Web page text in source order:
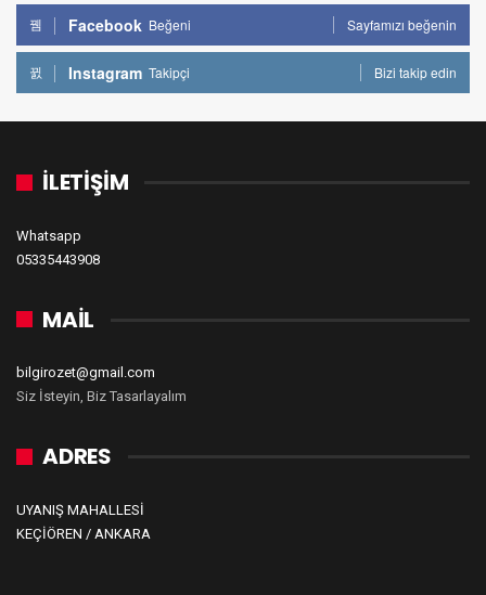
Facebook Beğeni Sayfamızı beğenin
Instagram Takipçi Bizi takip edin
İLETİŞİM
Whatsapp
05335443908
MAİL
bilgirozet@gmail.com
Siz İsteyin, Biz Tasarlayalım
ADRES
UYANIŞ MAHALLESİ
KEÇİÖREN / ANKARA